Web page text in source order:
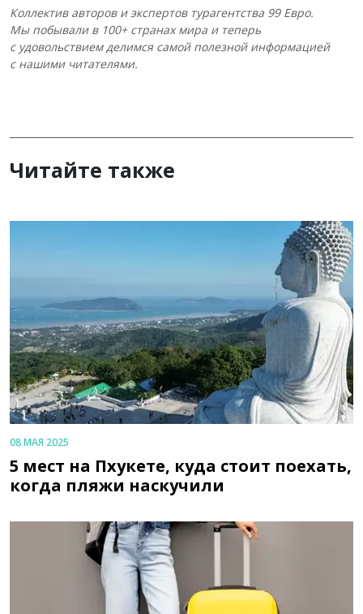
Коллектив авторов и экспертов турагентства 99 Евро.
Мы побывали в 100+ странах мира и теперь
с удовольствием делимся самой полезной информацией
с нашими читателями.
Читайте также
08 МАЯ 2025
5 мест на Пхукете, куда стоит поехать,
когда пляжи наскучили